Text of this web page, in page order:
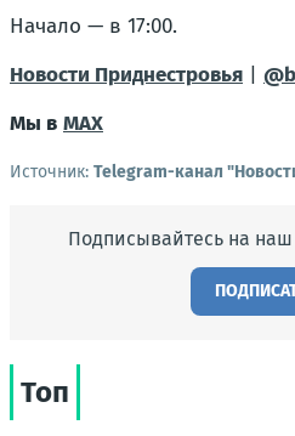
Начало — в 17:00.
Новости Приднестровья |
Мы в MAX
Источник: Telegram-канал
Подписывайтесь на наш
Топ